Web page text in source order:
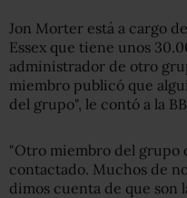
Jon Morter está a cargo
Essex que tiene unos
administrador de otro
miembro publicó que
del grupo", le contó a la
"Otro miembro del grupo
contactado. Muchos de
dimos cuenta de que son